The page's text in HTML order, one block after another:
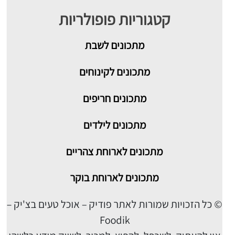
קטגוריות פופולריות
מתכוניםלשבת
מתכונים לקינוחים
מתכונים חריפים
מתכונים לילדים
מתכונים לארוחת צהריים
מתכונים לארוחת בוקר
© כל הזכויות שמורות לאתר פודיק – אוכל טעים בצ'יק –
Foodik